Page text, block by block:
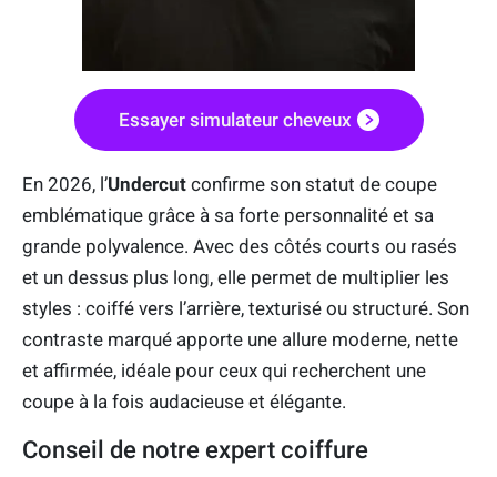
Essayer simulateur cheveux
En 2026, l’Undercut confirme son statut de coupe
emblématique grâce à sa forte personnalité et sa
grande polyvalence. Avec des côtés courts ou rasés
et un dessus plus long, elle permet de multiplier les
styles : coiffé vers l’arrière, texturisé ou structuré. Son
contraste marqué apporte une allure moderne, nette
et affirmée, idéale pour ceux qui recherchent une
coupe à la fois audacieuse et élégante.
Conseil de notre expert coiffure